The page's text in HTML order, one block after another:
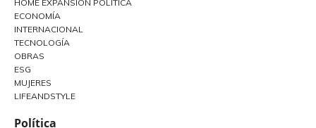
HOME EXPANSIÓN POLITICA
ECONOMÍA
INTERNACIONAL
TECNOLOGÍA
OBRAS
ESG
MUJERES
LIFEANDSTYLE
Política